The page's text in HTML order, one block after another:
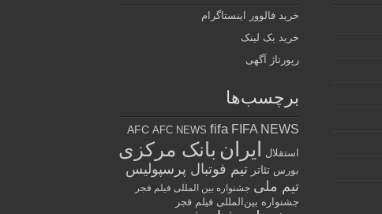
خرید فالوور اینستاگرام
خرید بک لینک
رپورتاژ آگهی
برچسب‌ها
AFC AFC NEWS fifa FIFA NEWS
استقلال ایران بانک مرکزی
بورس تئاتر تیم فوتبال پرسپولیس
تیم ملی جشنواره بین المللی فیلم فجر
جشنواره بین‌المللی فیلم فجر